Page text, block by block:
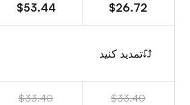
$26.72
$53.44
تمدید کنید
$33.40
$33.40